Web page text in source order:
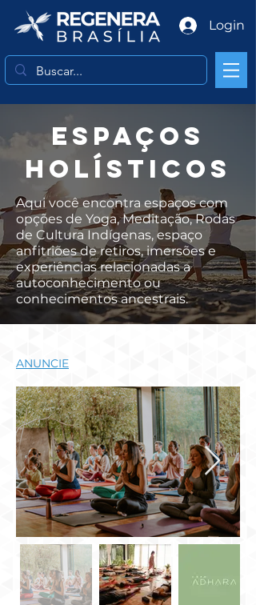
Login
ESPAÇOS
HOLÍSTICOS
Aqui você encontra espaços com
opções de Yoga, Meditação, Rodas
de Cultura Indígenas, espaço
anfitriões de retiros, imersões e
experiências relacionadas a
autoconhecimento ou
conhecimentos ancestrais.
ANUNCIE